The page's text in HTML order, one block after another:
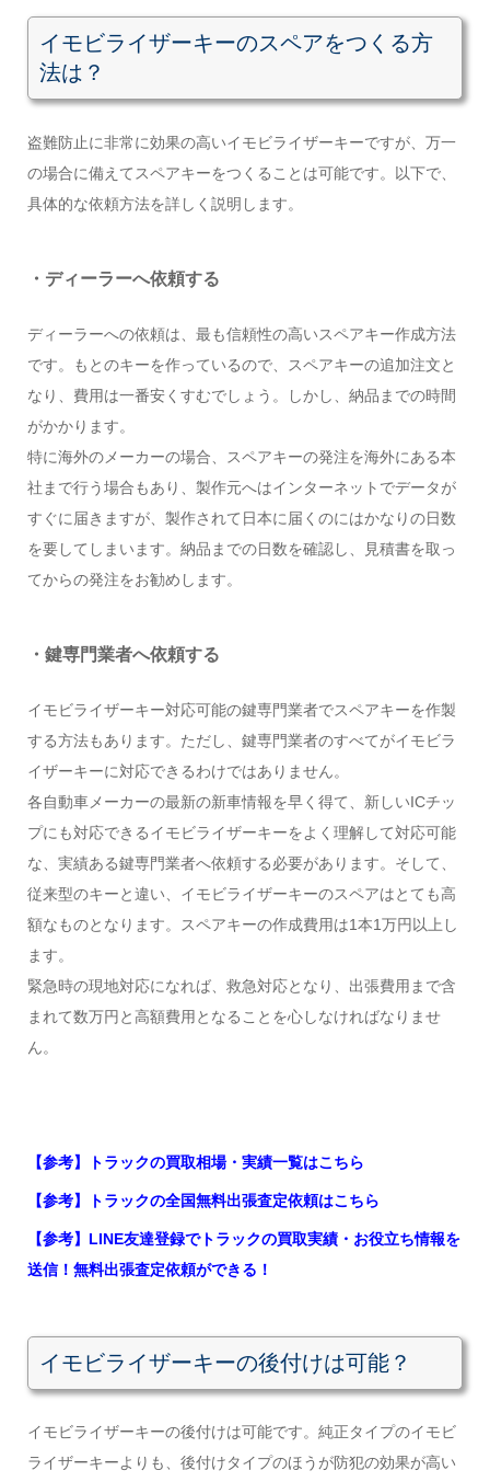
イモビライザーキーのスペアをつくる方
法は？
盗難防止に非常に効果の高いイモビライザーキーですが、万一
の場合に備えてスペアキーをつくることは可能です。以下で、
具体的な依頼方法を詳しく説明します。
・ディーラーへ依頼する
ディーラーへの依頼は、最も信頼性の高いスペアキー作成方法
です。もとのキーを作っているので、スペアキーの追加注文と
なり、費用は一番安くすむでしょう。しかし、納品までの時間
がかかります。
特に海外のメーカーの場合、スペアキーの発注を海外にある本
社まで行う場合もあり、製作元へはインターネットでデータが
すぐに届きますが、製作されて日本に届くのにはかなりの日数
を要してしまいます。納品までの日数を確認し、見積書を取っ
てからの発注をお勧めします。
・鍵専門業者へ依頼する
イモビライザーキー対応可能の鍵専門業者でスペアキーを作製
する方法もあります。ただし、鍵専門業者のすべてがイモビラ
イザーキーに対応できるわけではありません。
各自動車メーカーの最新の新車情報を早く得て、新しいICチッ
プにも対応できるイモビライザーキーをよく理解して対応可能
な、実績ある鍵専門業者へ依頼する必要があります。そして、
従来型のキーと違い、イモビライザーキーのスペアはとても高
額なものとなります。スペアキーの作成費用は1本1万円以上し
ます。
緊急時の現地対応になれば、救急対応となり、出張費用まで含
まれて数万円と高額費用となることを心しなければなりませ
ん。
【参考】トラックの買取相場・実績一覧はこちら
【参考】トラックの全国無料出張査定依頼はこちら
【参考】LINE友達登録でトラックの買取実績・お役立ち情報を
送信！無料出張査定依頼ができる！
イモビライザーキーの後付けは可能？
イモビライザーキーの後付けは可能です。純正タイプのイモビ
ライザーキーよりも、後付けタイプのほうが防犯の効果が高い